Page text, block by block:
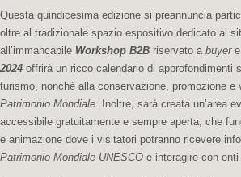
Questa quindicesima edizione si preannuncia
oltre al tradizionale spazio espositivo dedicato ai
all’immancabile Workshop B2B riservato a buyere
2024 offrirà un ricco calendario di approfondimenti
turismo, nonché alla conservazione, promozione e
Patrimonio Mondiale . Inoltre, sarà creata un’area
accessibile gratuitamente e sempre aperta, che
e animazione dove i visitatori potranno ricevere
Patrimonio Mondiale UNESCO e interagire con